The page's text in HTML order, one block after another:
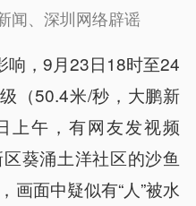
闻、深圳网络辟谣
响，9月23日18时至24
（50.4米/秒，大鹏新
上午，有网友发视频
葵涌土洋社区的沙鱼
画面中疑似有“人”被水